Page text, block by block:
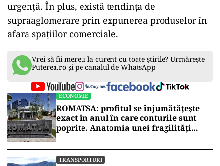
urgență. În plus, există tendința de
supraaglomerare prin expunerea produselor în
afara spațiilor comerciale.
Vrei să fii mereu la curent cu toate știrile? Urmărește
Puterea.ro și pe canalul de WhatsApp
ECONOMIE
ROMATSA: profitul se înjumătățește
exact în anul în care conturile sunt
poprite. Anatomia unei fragilități
TRANSPORTURI